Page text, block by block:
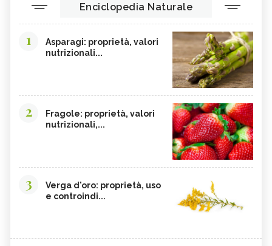
Enciclopedia Naturale
1
Asparagi: proprietà, valori
nutrizionali...
2
Fragole: proprietà, valori
nutrizionali,...
3
Verga d'oro: proprietà, uso
e controindi...